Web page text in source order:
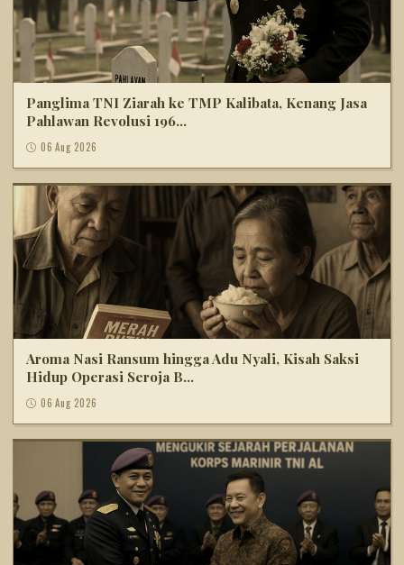
Panglima TNI Ziarah ke TMP Kalibata, Kenang Jasa
Pahlawan Revolusi 196...
06 Aug 2026
Aroma Nasi Ransum hingga Adu Nyali, Kisah Saksi
Hidup Operasi Seroja B...
06 Aug 2026